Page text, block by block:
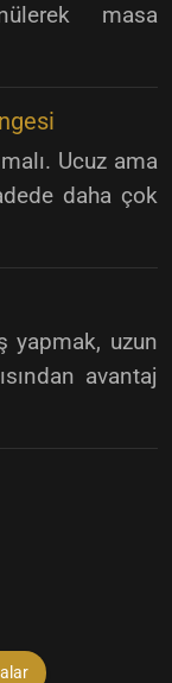
masa
Ucuz ama
daha çok
yapmak, uzun
avantaj